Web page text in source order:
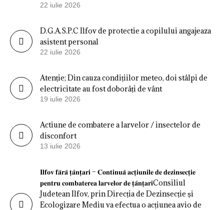
22 iulie 2026
D.G.A.S.P.C Ilfov de protectie a copilului angajeaza
asistent personal
22 iulie 2026
Atenție; Din cauza condițiilor meteo, doi stâlpi de
electricitate au fost doborâți de vânt
19 iulie 2026
Actiune de combatere a larvelor / insectelor de
disconfort
13 iulie 2026
𝐈𝐥𝐟𝐨𝐯 𝐟𝐚̆𝐫𝐚̆ 𝐭̦𝐚̂𝐧𝐭̦𝐚𝐫𝐢 – 𝐂𝐨𝐧𝐭𝐢𝐧𝐮𝐚̆ 𝐚𝐜𝐭̦𝐢𝐮𝐧𝐢𝐥𝐞 𝐝𝐞 𝐝𝐞𝐳𝐢𝐧𝐬𝐞𝐜𝐭̦𝐢𝐞
𝐩𝐞𝐧𝐭𝐫𝐮 𝐜𝐨𝐦𝐛𝐚𝐭𝐞𝐫𝐞𝐚 𝐥𝐚𝐫𝐯𝐞𝐥𝐨𝐫 𝐝𝐞 𝐭̦𝐚̂𝐧𝐭̦𝐚𝐫𝐢Consiliul
Judetean Ilfov, prin Direcția de Dezinsecție și
Ecologizare Mediu va efectua o acțiunea avio de